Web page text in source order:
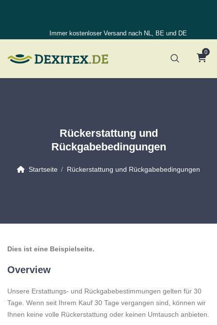
Immer kostenloser Versand nach NL, BE und DE
0
Rückerstattung und
Rückgabebedingungen
Startseite Rückerstattung und Rückgabebedingungen
Dies ist eine Beispielseite.
Overview
Unsere Erstattungs- und Rückgabebestimmungen gelten für 30
Tage. Wenn seit Ihrem Kauf 30 Tage vergangen sind, können wir
Ihnen keine volle Rückerstattung oder keinen Umtausch anbieten.